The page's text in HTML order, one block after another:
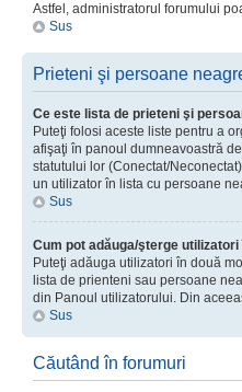
Astfel, administratorul forumului
Sus
Prieteni şi persoane
Ce este lista de prieteni şi
Puteţi folosi aceste liste pentru a
afişaţi în panoul dumneavoastră
statutului lor (Conectat/
un utilizator în lista cu persoane
Sus
Cum pot adăuga/şterge
Puteţi adăuga utilizatori în două
lista de prienteni sau persoane
din Panoul utilizatorului. Din
Sus
Căutând în forumuri